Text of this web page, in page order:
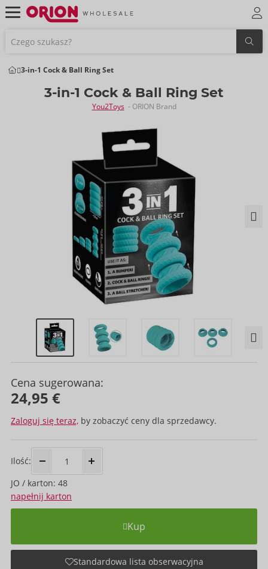
3-in-1 Cock & Ball Ring Set
3-in-1 Cock & Ball Ring Set
You2Toys - ORION Brand
Cena sugerowana:
24,95 €
Zaloguj się teraz, by zobaczyć ceny dla sprzedawcy.
Ilość:
JO / karton: 48
napełnij karton
Kup
Standardowa lista obserwacyjna